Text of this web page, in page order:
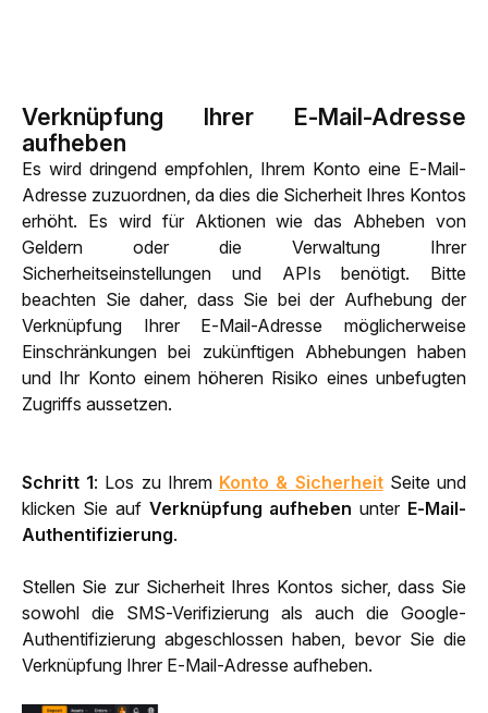
Verknüpfung Ihrer E-Mail-Adresse
aufheben
Es wird dringend empfohlen, Ihrem Konto eine E-Mail-
Adresse zuzuordnen, da dies die Sicherheit Ihres Kontos
erhöht. Es wird für Aktionen wie das Abheben von
Geldern oder die Verwaltung Ihrer
Sicherheitseinstellungen und APIs benötigt. Bitte
beachten Sie daher, dass Sie bei der Aufhebung der
Verknüpfung Ihrer E-Mail-Adresse möglicherweise
Einschränkungen bei zukünftigen Abhebungen haben
und Ihr Konto einem höheren Risiko eines unbefugten
Zugriffs aussetzen.
Schritt 1: Los zu Ihrem Konto & Sicherheit Seite und
klicken Sie auf Verknüpfung aufheben unter E-Mail-
Authentifizierung.
Stellen Sie zur Sicherheit Ihres Kontos sicher, dass Sie
sowohl die SMS-Verifizierung als auch die Google-
Authentifizierung abgeschlossen haben, bevor Sie die
Verknüpfung Ihrer E-Mail-Adresse aufheben.